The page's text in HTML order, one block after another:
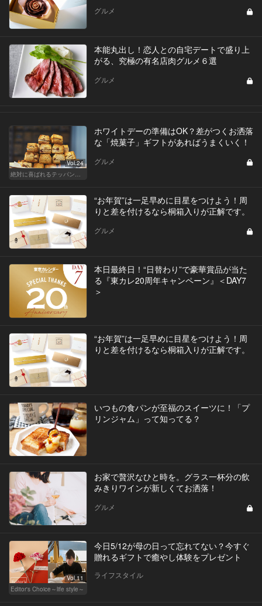
グルメ
本能丸出し！恋人との自宅デートで盛り上
がる、究極の有名店肉グルメ６選
グルメ
Vol.24
絶対に喜ばれるテッパン手土産
ホワイトデーの準備はOK？差がつくお洒落
な「焼菓子」ギフトがあればうまくいく！
グルメ
“お年賀”は一足早めに目星をつけよう！周
りと差を付けるなら桐箱入りが正解です。
グルメ
本日最終日！“日替わり”で豪華賞品が当た
る『東カレ20周年キャンペーン』＜DAY7
＞
“お年賀”は一足早めに目星をつけよう！周
りと差を付けるなら桐箱入りが正解です。
いつもの食パンが至福のスイーツに！「プ
リンジャム」って知ってる？
お家で贅沢なひと時を。グラス一杯分の飲
みきりワインが新しくてお洒落！
グルメ
Vol.11
Editor's Choice～life style～
今日5/12が母の日って忘れてない？今すぐ
贈れるギフトで癒やし体験をプレゼント
ライフスタイル